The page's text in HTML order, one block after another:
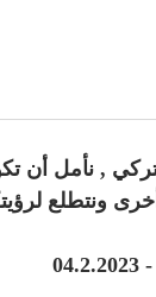
, نأمل أن
أخرى ونتطلع